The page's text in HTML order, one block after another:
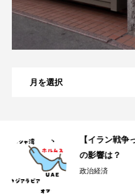
月を選択
【イラン戦
のタイミン
政治経済